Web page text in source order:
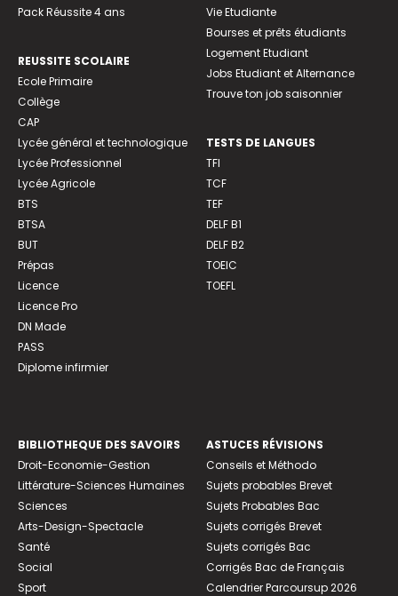
Pack Réussite 4 ans
REUSSITE SCOLAIRE
Ecole Primaire
Collège
CAP
Lycée général et technologique
Lycée Professionnel
Lycée Agricole
BTS
BTSA
BUT
Prépas
Licence
Licence Pro
DN Made
PASS
Diplome infirmier
Vie Etudiante
Bourses et prêts étudiants
Logement Etudiant
Jobs Etudiant et Alternance
Trouve ton job saisonnier
TESTS DE LANGUES
TFI
TCF
TEF
DELF B1
DELF B2
TOEIC
TOEFL
BIBLIOTHEQUE DES SAVOIRS
Droit-Economie-Gestion
Littérature-Sciences Humaines
Sciences
Arts-Design-Spectacle
Santé
Social
Sport
ASTUCES RÉVISIONS
Conseils et Méthodo
Sujets probables Brevet
Sujets Probables Bac
Sujets corrigés Brevet
Sujets corrigés Bac
Corrigés Bac de Français
Calendrier Parcoursup 2026